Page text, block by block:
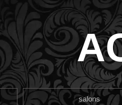
salons